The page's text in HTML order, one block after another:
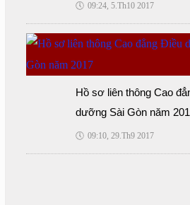
🕔 09:24, 5.Th10 2017
Hồ sơ liên thông Cao
dưỡng Sài Gòn năm
🕔 09:10, 29.Th9 2017